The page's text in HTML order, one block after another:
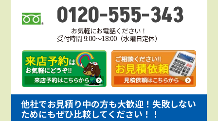
0120-555-343
お気軽にお電話ください！
受付時間 9:00～18:00（水曜日定休）
他社でお見積り中の方も大歓迎！失敗しない
ためにもぜひ比較してください！！